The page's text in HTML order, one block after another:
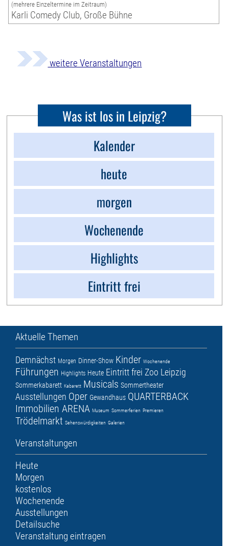
(mehrere Einzeltermine im Zeitraum)
Karli Comedy Club, Große Bühne
weitere Veranstaltungen
Was ist los in Leipzig?
Kalender
heute
morgen
Wochenende
Highlights
Eintritt frei
Aktuelle Themen
Demnächst Morgen Dinner-Show Kinder Wochenende
Führungen Highlights Heute Eintritt frei Zoo Leipzig
Sommerkabarett Kabarett Musicals Sommertheater
Ausstellungen Oper Gewandhaus QUARTERBACK
Immobilien ARENA Museum Sommerferien Premieren
Trödelmarkt Sehenswürdigkeiten Galerien
Veranstaltungen
Heute
Morgen
kostenlos
Wochenende
Ausstellungen
Detailsuche
Veranstaltung eintragen